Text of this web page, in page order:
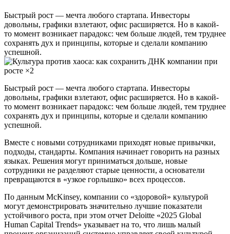
Быстрый рост — мечта любого стартапа. Инвесторы
довольны, графики взлетают, офис расширяется. Но в какой-
то момент возникает парадокс: чем больше людей, тем труднее
сохранять дух и принципы, которые и сделали компанию
успешной.
Быстрый рост — мечта любого стартапа. Инвесторы
довольны, графики взлетают, офис расширяется. Но в какой-
то момент возникает парадокс: чем больше людей, тем труднее
сохранять дух и принципы, которые и сделали компанию
успешной.
Вместе с новыми сотрудниками приходят новые привычки,
подходы, стандарты. Компания начинает говорить на разных
языках. Решения могут приниматься дольше, новые
сотрудники не разделяют старые ценности, а основатели
превращаются в «узкое горлышко» всех процессов.
По данным McKinsey, компании со «здоровой» культурой
могут демонстрировать значительно лучшие показатели
устойчивого роста, при этом отчет Deloitte «2025 Global
Human Capital Trends» указывает на то, что лишь малый